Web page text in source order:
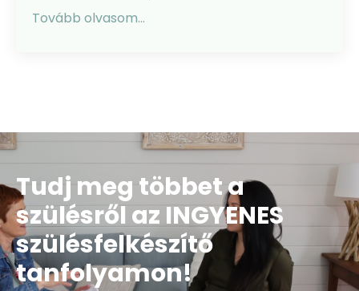
Tovább olvasom...
Tudj meg többet a
szülésről az INGYENES
szülésfelkészítő
tanfolyamon!